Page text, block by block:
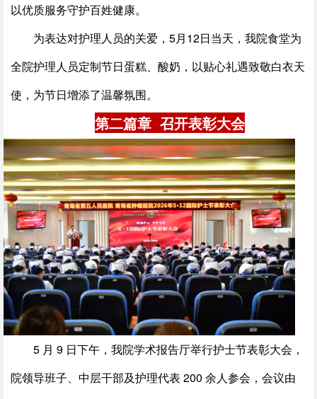
以优质服务守护百姓健康。
为表达对护理人员的关爱，5月12日当天，我院食堂为
全院护理人员定制节日蛋糕、酸奶，以贴心礼遇致敬白衣天
使，为节日增添了温馨氛围。
第二篇章 召开表彰大会
5 月 9 日下午，我院学术报告厅举行护士节表彰大会，
院领导班子、中层干部及护理代表 200 余人参会，会议由